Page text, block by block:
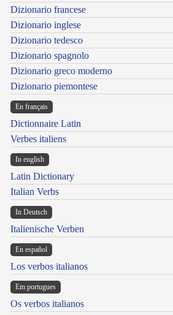
Dizionario francese
Dizionario inglese
Dizionario tedesco
Dizionario spagnolo
Dizionario greco moderno
Dizionario piemontese
En français
Dictionnaire Latin
Verbes italiens
In english
Latin Dictionary
Italian Verbs
In Deutsch
Italienische Verben
En español
Los verbos italianos
Em portugues
Os verbos italianos